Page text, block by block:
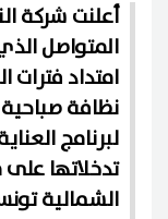
أعلنت شركة
المتواصل
امتداد
نظافة
لبرنامج
تدخلاتها
الشمالية